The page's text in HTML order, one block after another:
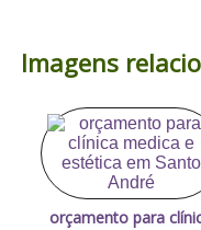
Imagens
orçamento para